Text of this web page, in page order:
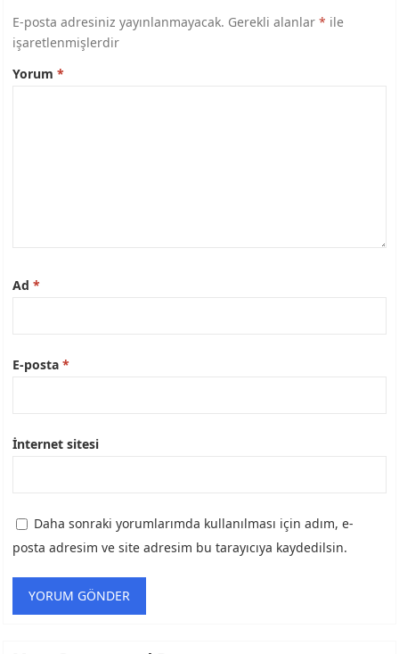
E-posta adresiniz yayınlanmayacak. Gerekli alanlar* ile
işaretlenmişlerdir
Yorum*
Ad*
E-posta*
İnternet sitesi
Daha sonraki yorumlarımda kullanılması için adım, e-
posta adresim ve site adresim bu tarayıcıya kaydedilsin.